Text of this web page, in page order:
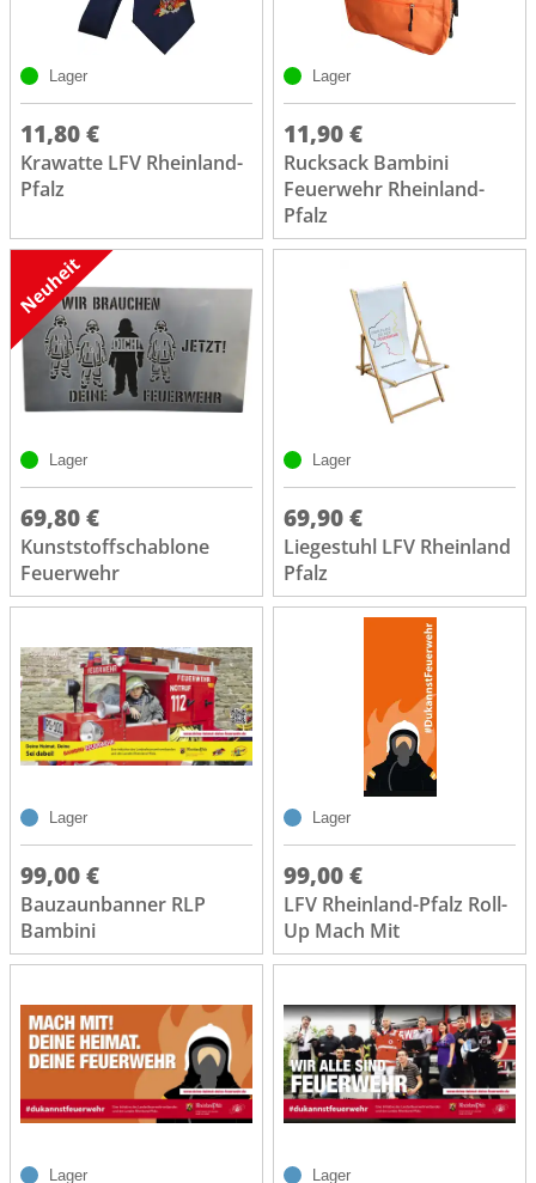
Lager
11,80 €
Krawatte LFV Rheinland-
Pfalz
Lager
11,90 €
Rucksack Bambini
Feuerwehr Rheinland-
Pfalz
Lager
69,80 €
Kunststoffschablone
Feuerwehr
Lager
69,90 €
Liegestuhl LFV Rheinland
Pfalz
Lager
99,00 €
Bauzaunbanner RLP
Bambini
Lager
99,00 €
LFV Rheinland-Pfalz Roll-
Up Mach Mit
Lager Lager